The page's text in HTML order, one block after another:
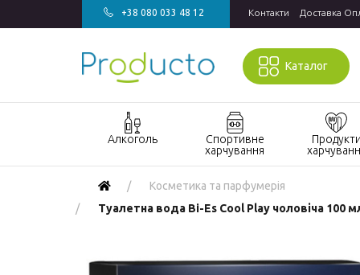
+38 080 033 48 12 Контакти Доставка
Каталог
Алкоголь
Акції алкоголь
Виски
Спортивне
харчування
Акції спортивне
харчування
Гейнери
Продукти
Напої
Косметика та парфумерія
Туалетна вода Bi-Es Cool Play чоловіча 100